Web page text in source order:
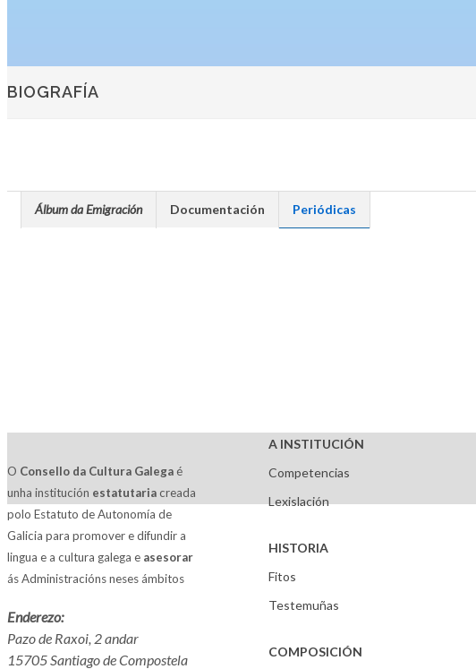
BIOGRAFÍA
Álbum da Emigración Documentación Periódicas
O Consello da Cultura Galega é
unha institución estatutariacreada
polo Estatuto de Autonomía de
Galicia para promover e difundir a
lingua e a cultura galega e asesorar
ás Administracións neses ámbitos
Enderezo:
Pazo de Raxoi, 2 andar
15705 Santiago de Compostela
A INSTITUCIÓN
Competencias
Lexislación
HISTORIA
Fitos
Testemuñas
COMPOSICIÓN